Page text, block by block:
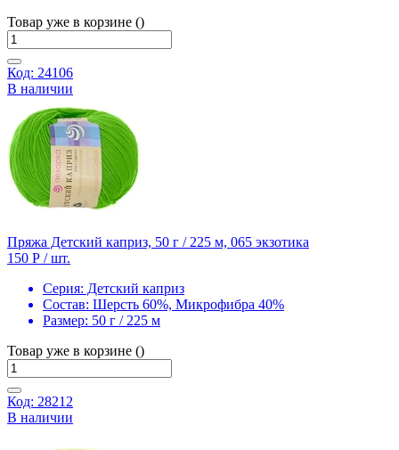
Товар уже в корзине ()
Код: 24106
В наличии
Пряжа Детский каприз, 50 г / 225 м, 065 экзотика
150 Р / шт.
Серия: Детский каприз
Состав: Шерсть 60%, Микрофибра 40%
Размер: 50 г / 225 м
Товар уже в корзине ()
Код: 28212
В наличии